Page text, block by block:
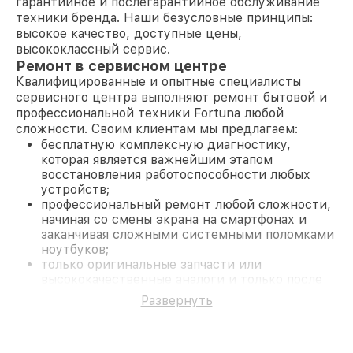
техники бренда. Наши безусловные принципы:
высокое качество, доступные цены,
высококлассный сервис.
Ремонт в сервисном центре
Квалифицированные и опытные специалисты
сервисного центра выполняют ремонт бытовой и
профессиональной техники Fortuna любой
сложности. Своим клиентам мы предлагаем:
бесплатную комплексную диагностику,
которая является важнейшим этапом
восстановления работоспособности любых
устройств;
профессиональный ремонт любой сложности,
начиная со смены экрана на смартфонах и
заканчивая сложными системными поломками
ноутбуков;
только оригинальные запчасти или
согласования с клиентом.
На все работы и замененные комплектующие
Развернуть